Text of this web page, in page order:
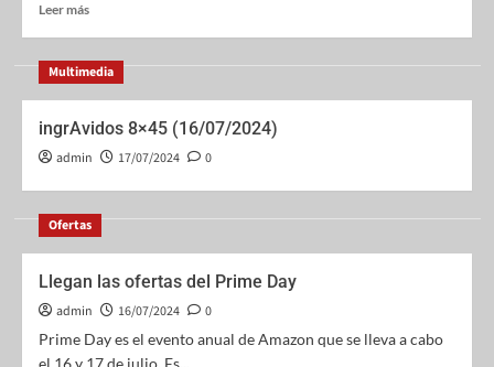
Leer más
Multimedia
ingrAvidos 8×45 (16/07/2024)
admin 17/07/2024 0
Ofertas
Llegan las ofertas del Prime Day
admin 16/07/2024
0
Prime Day es el evento anual de Amazon que se lleva a cabo
el 16 y 17 de julio. Es...